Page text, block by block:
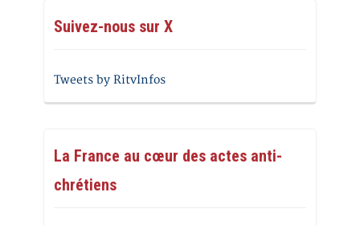
Suivez-nous sur X
Tweets by RitvInfos
La France au cœur des actes anti-
chrétiens